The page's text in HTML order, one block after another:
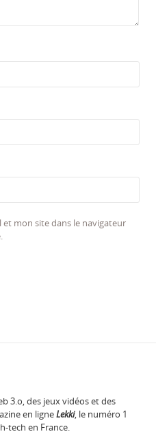
mon site dans le navigateur
3.o, des jeux vidéos et des
en ligneLekki, le numéro 1
tech en France.